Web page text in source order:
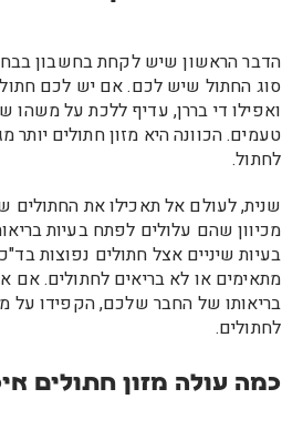
הדבר הראשון שיש לקחת בחשבון
סוג החתול שיש לכם. אם יש לכם
ואפילו די בררן, עדיף ללכת על משהו
טעמים. הכוונה היא מזון חתולים יותר
לחתול.
שנית, לעולם אל תאכילו את החתולים
מכיוון שהם עלולים לפתח בעיות
בעיות שיניים אצל חתולים נפוצות
מתאימים או לא בריאים לחתולים. אם
בריאותו של החבר שלכם, הקפידו על
לחתולים.
כמה עולה מזון חתולים